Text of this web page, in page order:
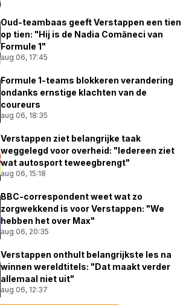
Oud-teambaas geeft Verstappen een tien
op tien: "Hij is de Nadia Comăneci van
Formule 1"
aug 06, 17:45
Formule 1-teams blokkeren verandering
ondanks ernstige klachten van de
coureurs
aug 06, 18:35
Verstappen ziet belangrijke taak
weggelegd voor overheid: "Iedereen ziet
wat autosport teweegbrengt"
aug 06, 15:18
BBC-correspondent weet wat zo
zorgwekkend is voor Verstappen: "We
hebben het over Max"
aug 06, 20:35
Verstappen onthult belangrijkste les na
winnen wereldtitels: "Dat maakt verder
allemaal niet uit"
aug 06, 12:37